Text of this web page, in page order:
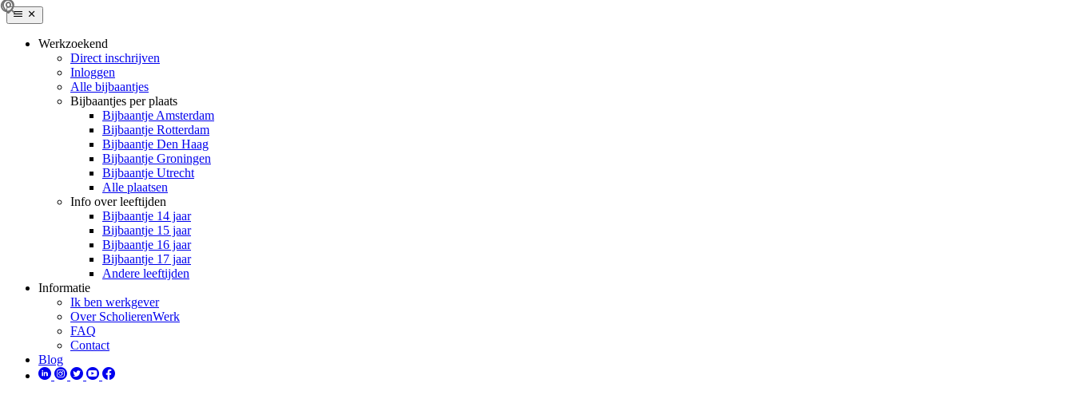
Werkzoekend
Direct inschrijven
Inloggen
Alle bijbaantjes
Bijbaantjes per plaats
Bijbaantje Amsterdam
Bijbaantje Rotterdam
Bijbaantje Den Haag
Bijbaantje Groningen
Bijbaantje Utrecht
Alle plaatsen
Info over leeftijden
Bijbaantje 14 jaar
Bijbaantje 15 jaar
Bijbaantje 16 jaar
Bijbaantje 17 jaar
Andere leeftijden
Informatie
Ik ben werkgever
Over ScholierenWerk
FAQ
Contact
Blog